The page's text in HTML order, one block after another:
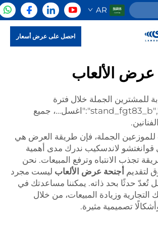
AR
احصل على عرض أسعار
عرض الألعاب
الجملة خلال فترة
البريميوم:}_${":"","stand_fgt83_b":"اغسل…، جميع
الجملة، فإن طريقة العرض هي
لاندسكيب ندرك مدى أهمية
تجذب الانتباه وترفع المبيعات. نحن
لتقديمأجنحة عرض الألعابليست مجرد
حدثًا بحد ذاته. يمكننا مساعدتك في
وزيادة المبيعات، من خلال
تصميمية مثيرة.